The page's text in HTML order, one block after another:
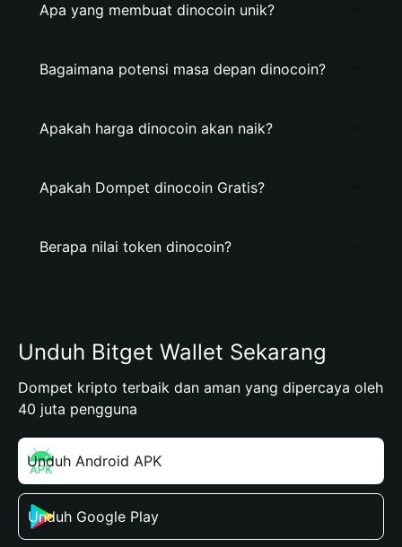
Apa yang membuat dinocoin unik?
Bagaimana potensi masa depan dinocoin?
Apakah harga dinocoin akan naik?
Apakah Dompet dinocoin Gratis?
Berapa nilai token dinocoin?
Unduh Bitget Wallet Sekarang
Dompet kripto terbaik dan aman yang dipercaya oleh
40 juta pengguna
Unduh Android APK
Unduh Google Play